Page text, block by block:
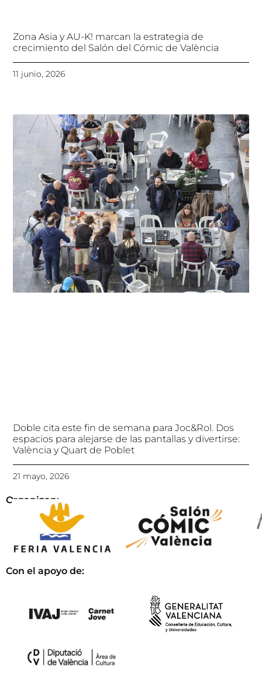
Zona Asia y AU-K! marcan la estrategia de
crecimiento del Salón del Cómic de València
11 junio, 2026
Doble cita este fin de semana para Joc&Rol. Dos
espacios para alejarse de las pantallas y divertirse:
València y Quart de Poblet
21 mayo, 2026
Organizan:
Con el apoyo de: